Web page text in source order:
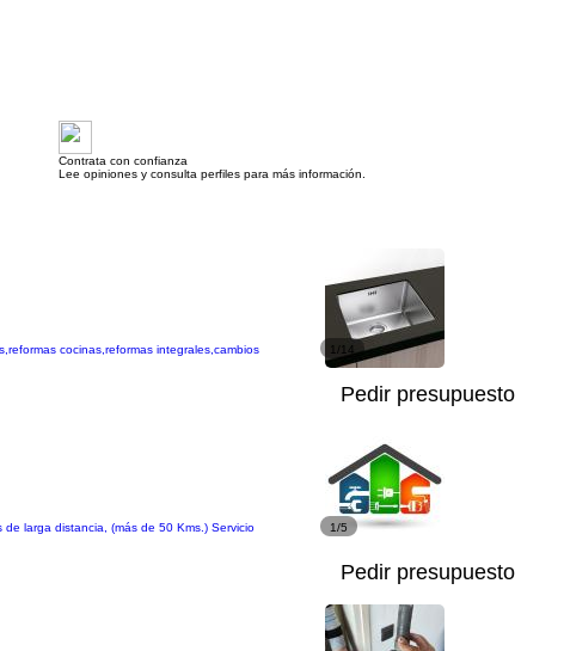
Contrata con confianza
Lee opiniones y consulta perfiles para más información.
cocinas,reformas integrales,cambios
1/14
Pedir presupuesto
larga distancia, (más de 50 Kms.) Servicio
1/5
Pedir presupuesto